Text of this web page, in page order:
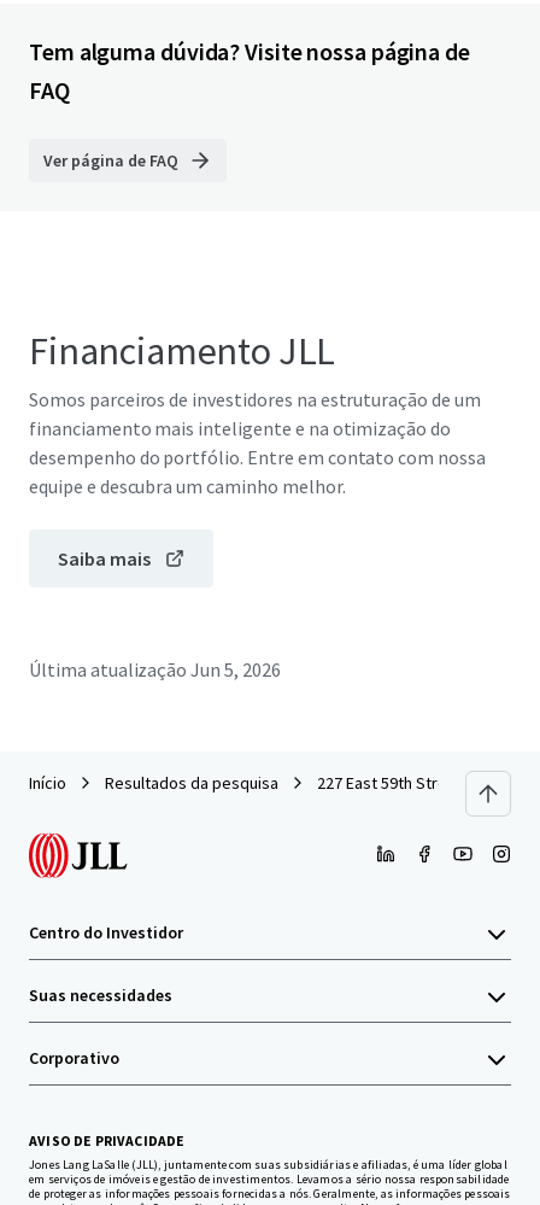
Tem alguma dúvida? Visite nossa página de
FAQ
Ver página de FAQ
Financiamento JLL
Somos parceiros de investidores na estruturação de um
financiamento mais inteligente e na otimização do
desempenho do portfólio. Entre em contato com nossa
equipe e descubra um caminho melhor.
Saiba mais
Última atualização Jun 5, 2026
Início Resultados da pesquisa 227 East 59th Street
Centro do Investidor
Suas necessidades
Corporativo
AVISO DE PRIVACIDADE
Jones Lang LaSalle (JLL), juntamente com suas subsidiárias e afiliadas, é uma líder global
em serviços de imóveis e gestão de investimentos. Levamos a sério nossa responsabilidade
de proteger as informações pessoais fornecidas a nós. Geralmente, as informações pessoais